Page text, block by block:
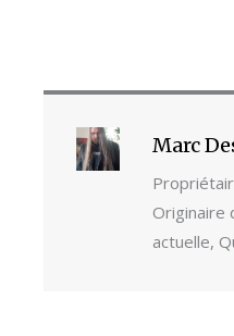
Marc
Originaire
actuelle,